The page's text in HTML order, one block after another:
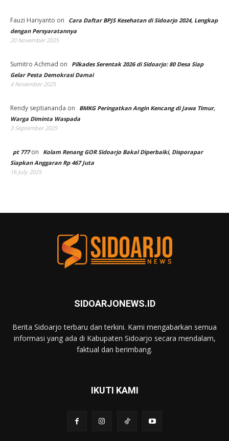
Fauzi Hariyanto on
Cara Daftar BPJS Kesehatan di Sidoarjo 2024, Lengkap
dengan Persyaratannya
20 November 2025
Sumitro Achmad on
Pilkades Serentak 2026 di Sidoarjo: 80 Desa Siap
Gelar Pesta Demokrasi Damai
4 November 2025
Rendy septiananda on
BMKG Peringatkan Angin Kencang di Jawa Timur,
Warga Diminta Waspada
3 September 2025
pt 777on
Kolam Renang GOR Sidoarjo Bakal Diperbaiki, Disporapar
Siapkan Anggaran Rp 467 Juta
16 July 2025
SIDOARJONEWS.ID
Berita Sidoarjo terbaru dan terkini. Kami mengabarkan semua
informasi yang ada di Kabupaten Sidoarjo secara mendalam,
faktual dan berimbang.
IKUTI KAMI